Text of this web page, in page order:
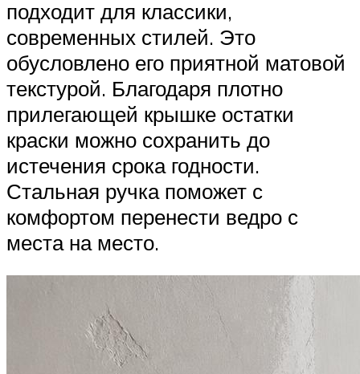
подходит для классики,
современных стилей. Это
обусловлено его приятной матовой
текстурой. Благодаря плотно
прилегающей крышке остатки
краски можно сохранить до
истечения срока годности.
Стальная ручка поможет с
комфортом перенести ведро с
места на место.